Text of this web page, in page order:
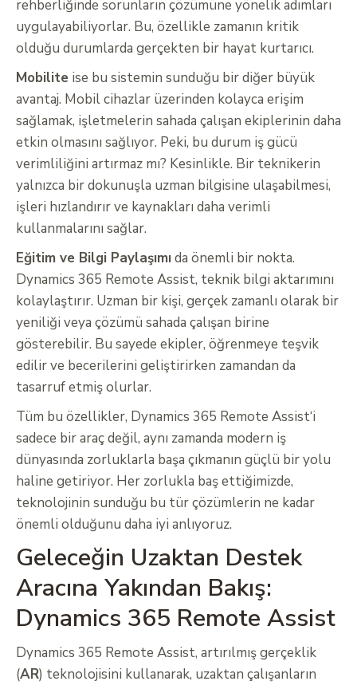
rehberliğinde sorunların çözümüne yönelik adımları
uygulayabiliyorlar. Bu, özellikle zamanın kritik
olduğu durumlarda gerçekten bir hayat kurtarıcı.
Mobilite ise bu sistemin sunduğu bir diğer büyük
avantaj. Mobil cihazlar üzerinden kolayca erişim
sağlamak, işletmelerin sahada çalışan ekiplerinin daha
etkin olmasını sağlıyor. Peki, bu durum iş gücü
verimliliğini artırmaz mı? Kesinlikle. Bir teknikerin
yalnızca bir dokunuşla uzman bilgisine ulaşabilmesi,
işleri hızlandırır ve kaynakları daha verimli
kullanmalarını sağlar.
Eğitim ve Bilgi Paylaşımıda önemli bir nokta.
Dynamics 365 Remote Assist, teknik bilgi aktarımını
kolaylaştırır. Uzman bir kişi, gerçek zamanlı olarak bir
yeniliği veya çözümü sahada çalışan birine
gösterebilir. Bu sayede ekipler, öğrenmeye teşvik
edilir ve becerilerini geliştirirken zamandan da
tasarruf etmiş olurlar.
Tüm bu özellikler, Dynamics 365 Remote Assist‘i
sadece bir araç değil, aynı zamanda modern iş
dünyasında zorluklarla başa çıkmanın güçlü bir yolu
haline getiriyor. Her zorlukla baş ettiğimizde,
teknolojinin sunduğu bu tür çözümlerin ne kadar
önemli olduğunu daha iyi anlıyoruz.
Geleceğin Uzaktan Destek
Aracına Yakından Bakış:
Dynamics 365 Remote Assist
Dynamics 365 Remote Assist, artırılmış gerçeklik
(AR) teknolojisini kullanarak, uzaktan çalışanların